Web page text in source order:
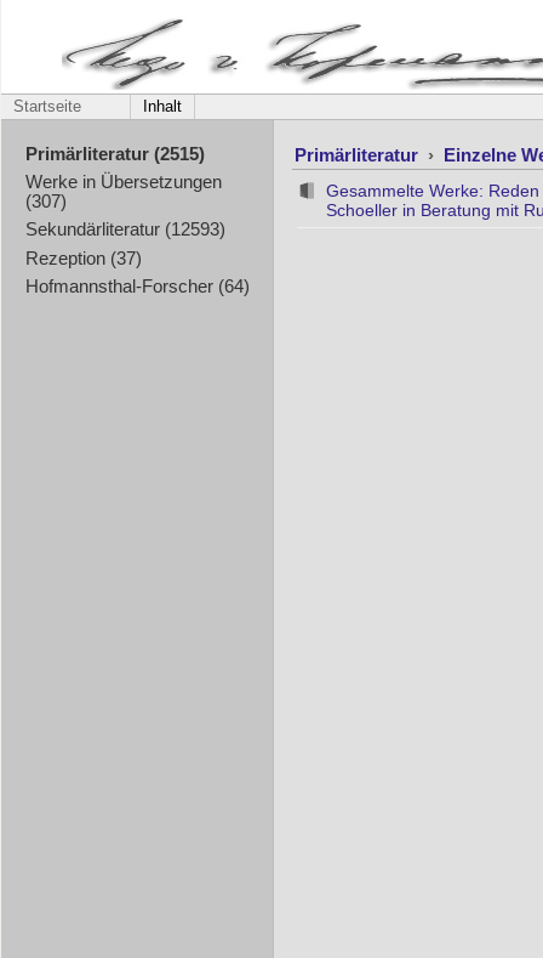
Startseite Inhalt
Primärliteratur (2515)
Werke in Übersetzungen
(307)
Sekundärliteratur (12593)
Rezeption (37)
Hofmannsthal-Forscher (64)
Primärliteratur › Einzelne
Gesammelte Werke:
Schoeller in Beratung mit